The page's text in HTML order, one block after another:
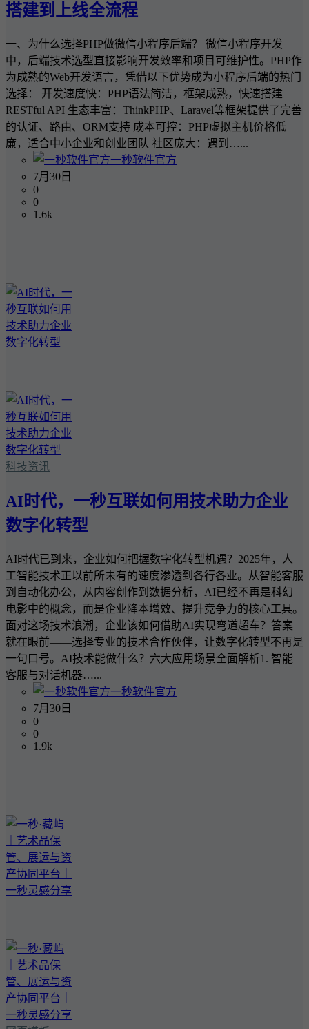
搭建到上线全流程
一、为什么选择PHP做微信小程序后端？ 微信小程序开发
中，后端技术选型直接影响开发效率和项目可维护性。PHP作
为成熟的Web开发语言，凭借以下优势成为小程序后端的热门
选择： 开发速度快：PHP语法简洁，框架成熟，快速搭建
RESTful API 生态丰富：ThinkPHP、Laravel等框架提供了完善
的认证、路由、ORM支持 成本可控：PHP虚拟主机价格低
廉，适合中小企业和创业团队 社区庞大：遇到…...
一秒软件官方
7月30日
0
0
1.6k
科技资讯
AI时代，一秒互联如何用技术助力企业
数字化转型
AI时代已到来，企业如何把握数字化转型机遇？2025年，人
工智能技术正以前所未有的速度渗透到各行各业。从智能客服
到自动化办公，从内容创作到数据分析，AI已经不再是科幻
电影中的概念，而是企业降本增效、提升竞争力的核心工具。
面对这场技术浪潮，企业该如何借助AI实现弯道超车？答案
就在眼前——选择专业的技术合作伙伴，让数字化转型不再是
一句口号。AI技术能做什么？六大应用场景全面解析1. 智能
客服与对话机器…...
一秒软件官方
7月30日
0
0
1.9k